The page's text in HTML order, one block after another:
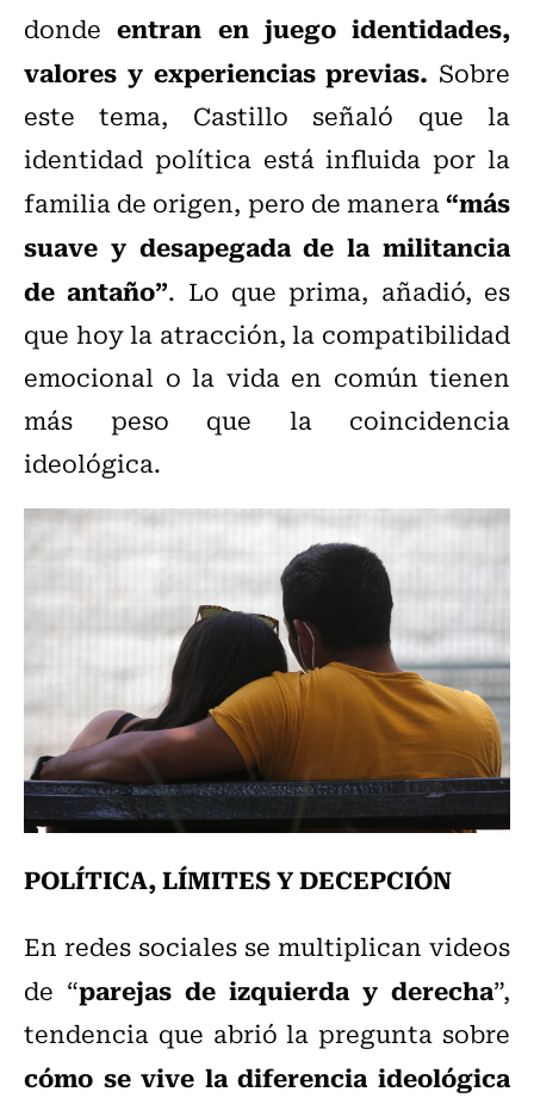
donde entran en juego identidades,
valores y experiencias previas. Sobre
este tema, Castillo señaló que la
identidad política está influida por la
familia de origen, pero de manera“más
suave y desapegada de la militancia
de antaño”. Lo que prima, añadió, es
que hoy la atracción, la compatibilidad
emocional o la vida en común tienen
más peso que la coincidencia
ideológica.
POLÍTICA, LÍMITES Y DECEPCIÓN
En redes sociales se multiplican videos
de “parejas de izquierda y derecha”,
tendencia que abrió la pregunta sobre
cómo se vive la diferencia ideológica